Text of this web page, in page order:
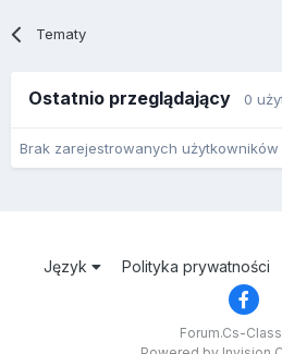
Tematy
Ostatnio przeglądający 0
Brak zarejestrowanych
Język Polityka prywatności
Forum.Cs-